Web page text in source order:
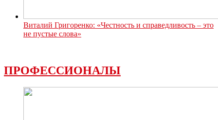
Виталий Григоренко: «Честность и справедливость – это
не пустые слова»
ПРОФЕССИОНАЛЫ